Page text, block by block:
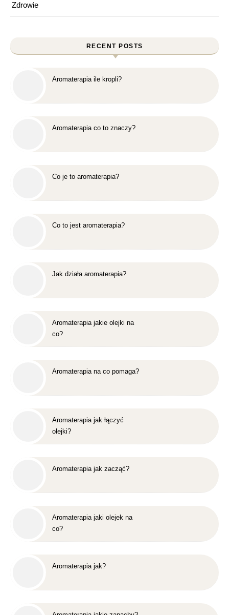
Zdrowie
RECENT POSTS
Aromaterapia ile kropli?
Aromaterapia co to znaczy?
Co je to aromaterapia?
Co to jest aromaterapia?
Jak działa aromaterapia?
Aromaterapia jakie olejki na
co?
Aromaterapia na co pomaga?
Aromaterapia jak łączyć
olejki?
Aromaterapia jak zacząć?
Aromaterapia jaki olejek na
co?
Aromaterapia jak?